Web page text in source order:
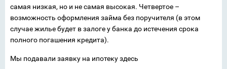
самая низкая, но и не самая высокая. Четвертое –
возможность оформления займа без поручителя (в этом
случае жилье будет в залоге у банка до истечения срока
полного погашения кредита).
Мы подавали заявку на ипотеку здесь